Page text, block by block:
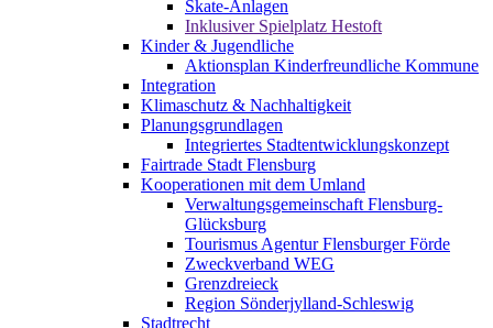
Skate-Anlagen
Inklusiver Spielplatz Hestoft
Kinder & Jugendliche
Aktionsplan Kinderfreundliche Kommune
Integration
Klimaschutz & Nachhaltigkeit
Planungsgrundlagen
Integriertes Stadtentwicklungskonzept
Fairtrade Stadt Flensburg
Kooperationen mit dem Umland
Verwaltungsgemeinschaft Flensburg-
Glücksburg
Tourismus Agentur Flensburger Förde
Zweckverband WEG
Grenzdreieck
Region Sönderjylland-Schleswig
Stadtrecht